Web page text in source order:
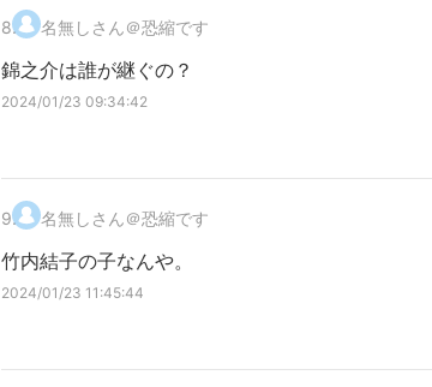
8. 名無しさん＠恐縮です
錦之介は誰が継ぐの？
2024/01/23 09:34:42
9. 名無しさん＠恐縮です
竹内結子の子なんや。
2024/01/23 11:45:44